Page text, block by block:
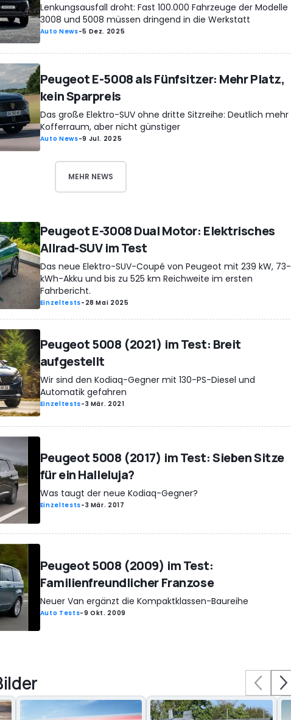
Lenkungsausfall droht: Fast 100.000 Fahrzeuge der Modelle
3008 und 5008 müssen dringend in die Werkstatt
Auto News-5 Dez. 2025
Peugeot E-5008 als Fünfsitzer: Mehr Platz,
kein Sparpreis
Das große Elektro-SUV ohne dritte Sitzreihe: Deutlich mehr
Kofferraum, aber nicht günstiger
Auto News-9 Jul. 2025
MEHR NEWS
Peugeot E-3008 Dual Motor: Elektrisches
Allrad-SUV im Test
Das neue Elektro-SUV-Coupé von Peugeot mit 239 kW, 73-
kWh-Akku und bis zu 525 km Reichweite im ersten
Fahrbericht.
Einzeltests- 28 Mai 2025
Peugeot 5008 (2021) im Test: Breit
aufgestellt
Wir sind den Kodiaq-Gegner mit 130-PS-Diesel und
Automatik gefahren
Einzeltests-3 Mär. 2021
Peugeot 5008 (2017) im Test: Sieben Sitze
für ein Halleluja?
Was taugt der neue Kodiaq-Gegner?
Einzeltests-3 Mär. 2017
Peugeot 5008 (2009) im Test:
Familienfreundlicher Franzose
Neuer Van ergänzt die Kompaktklassen-Baureihe
Auto Tests-9 Okt. 2009